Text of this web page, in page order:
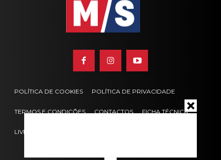
POLÍTICA DE COOKIES POLÍTICA DE PRIVACIDADE
TERMOS E CONDIÇÕES CONTACTOS FICHA TÉCNICA
LIVRO DE RECLAMAÇÕES